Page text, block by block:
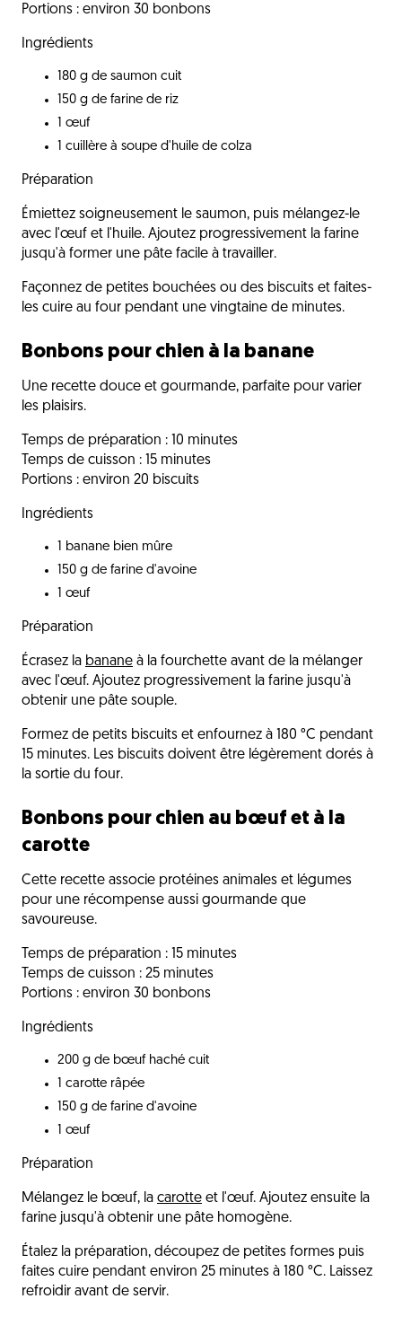
Portions : environ 30 bonbons
Ingrédients
180 g de saumon cuit
150 g de farine de riz
1 œuf
1 cuillère à soupe d'huile de colza
Préparation
Émiettez soigneusement le saumon, puis mélangez-le
avec l'œuf et l'huile. Ajoutez progressivement la farine
jusqu'à former une pâte facile à travailler.
Façonnez de petites bouchées ou des biscuits et faites-
les cuire au four pendant une vingtaine de minutes.
Bonbons pour chien à la banane
Une recette douce et gourmande, parfaite pour varier
les plaisirs.
Temps de préparation : 10 minutes
Temps de cuisson : 15 minutes
Portions : environ 20 biscuits
Ingrédients
1 banane bien mûre
150 g de farine d'avoine
1 œuf
Préparation
Écrasez la banane à la fourchette avant de la mélanger
avec l'œuf. Ajoutez progressivement la farine jusqu'à
obtenir une pâte souple.
Formez de petits biscuits et enfournez à 180 °C pendant
15 minutes. Les biscuits doivent être légèrement dorés à
la sortie du four.
Bonbons pour chien au bœuf et à la
carotte
Cette recette associe protéines animales et légumes
pour une récompense aussi gourmande que
savoureuse.
Temps de préparation : 15 minutes
Temps de cuisson : 25 minutes
Portions : environ 30 bonbons
Ingrédients
200 g de bœuf haché cuit
1 carotte râpée
150 g de farine d'avoine
1 œuf
Préparation
Mélangez le bœuf, la carotte et l'œuf. Ajoutez ensuite la
farine jusqu'à obtenir une pâte homogène.
Étalez la préparation, découpez de petites formes puis
faites cuire pendant environ 25 minutes à 180 °C. Laissez
refroidir avant de servir.